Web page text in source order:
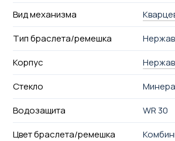
Вид механизма
Тип браслета/ремешка
Корпус
Стекло
Водозащита
WR 30
Цвет браслета/ремешка